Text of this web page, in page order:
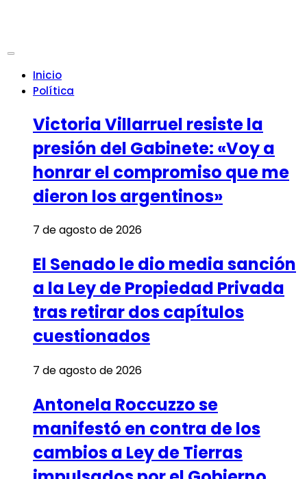
Inicio
Política
Victoria Villarruel resiste la
presión del Gabinete: «Voy a
honrar el compromiso que me
dieron los argentinos»
7 de agosto de 2026
El Senado le dio media sanción
a la Ley de Propiedad Privada
tras retirar dos capítulos
cuestionados
7 de agosto de 2026
Antonela Roccuzzo se
manifestó en contra de los
cambios a Ley de Tierras